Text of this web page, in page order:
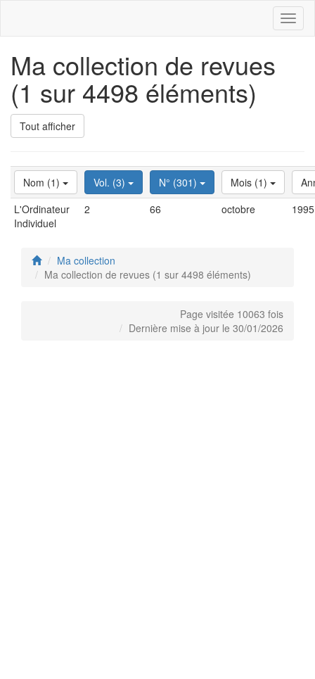
Ma collection de revues
(1 sur 4498 éléments)
Tout afficher
Nom (1) Vol. (3) N° (301) Mois (1)
L'Ordinateur
Individuel
2 66 octobre 1995
Ma collection
Ma collection de revues (1 sur 4498 éléments)
Page visitée 10063 fois
Dernière mise à jour le 30/01/2026